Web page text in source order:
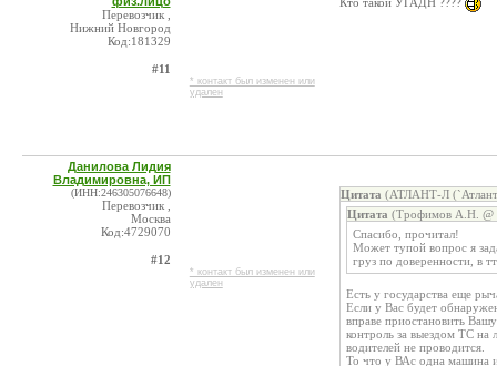
Перевозчик ,
Нижний Новгород
Код:181329
#11
* контакт был изменен или
удален
Данилова Лидия
Владимировна, ИП
(ИНН:246305076648)
Перевозчик ,
Москва
Код:4729070
#12
* контакт был изменен или
удален
Цитата (АТЛАНТ-Л
Цитата (Трофимов А.Н. @
Спасибо, прочитал!
Может тупой вопрос я
груз по доверенности, в
Есть у государства еще
Если у Вас будет
вправе приостановить
контроль за выездом ТС на
водителей не проводится.
То что у ВАс одна машина